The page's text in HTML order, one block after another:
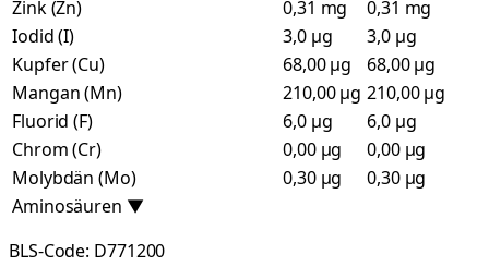
Zink (Zn)
0,31 mg
0,31 mg
Iodid (I)
3,0 µg
3,0 µg
Kupfer (Cu)
68,00 µg
68,00 µg
Mangan (Mn)
210,00 µg 210,00 µg
Fluorid (F)
6,0 µg
6,0 µg
Chrom (Cr)
0,00 µg
0,00 µg
Molybdän (Mo)
0,30 µg
0,30 µg
Aminosäuren ▼
BLS-Code: D771200